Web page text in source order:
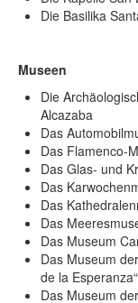
Die Basilika
Museen
Die
Alcazaba
Das
Das Flamenco-
Das Glas- und
Das
Das
Das
Das Museum
Das Museum
de la Esperanza“
Das Museum